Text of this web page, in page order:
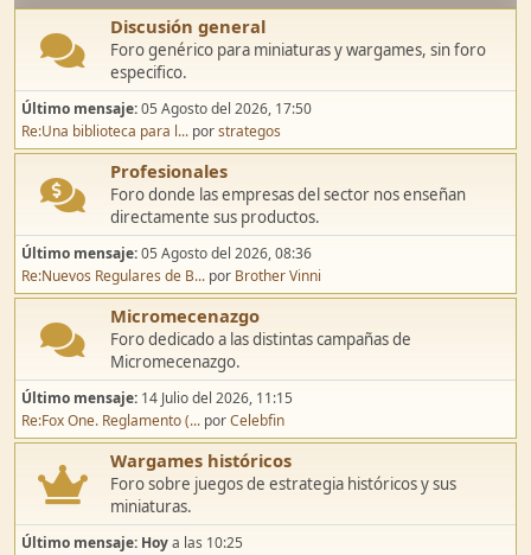
Discusión general
Foro genérico para miniaturas y wargames, sin foro
especifico.
Último mensaje:05 Agosto del 2026, 17:50
Re:Una biblioteca para l... porstrategos
Profesionales
Foro donde las empresas del sector nos enseñan
directamente sus productos.
Último mensaje:05 Agosto del 2026, 08:36
Re:Nuevos Regulares de B... por Brother Vinni
Micromecenazgo
Foro dedicado a las distintas campañas de
Micromecenazgo.
Último mensaje: 14 Julio del 2026, 11:15
Re:Fox One. Reglamento (... porCelebfin
Wargames históricos
Foro sobre juegos de estrategia históricos y sus
miniaturas.
Último mensaje: Hoya las 10:25